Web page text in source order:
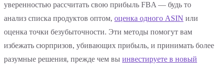
уверенностью рассчитать свою прибыль FBA — будь то
анализ списка продуктов оптом, оценка одного ASIN или
оценка точки безубыточности. Эти методы помогут вам
избежать сюрпризов, убивающих прибыль, и принимать более
разумные решения, прежде чем вы инвестируете в новый